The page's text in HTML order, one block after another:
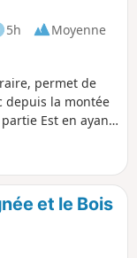
5h
Moyenne
permet de
depuis la montée
Est en ayant
vieille ville de
cyclable.
charmante et
Canal de
à aubes.
et le Bois